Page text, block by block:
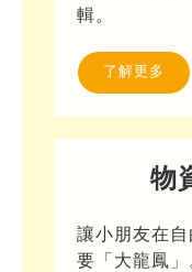
輯。
了解更多
物
讓小朋友在
要「大龍鳳